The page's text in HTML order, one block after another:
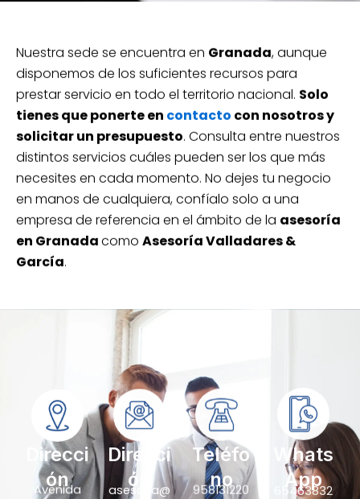
Nuestra sede se encuentra en Granada, aunque
disponemos de los suficientes recursos para
prestar servicio en todo el territorio nacional. Solo
tienes que ponerte en contacto con nosotros y
solicitar un presupuesto. Consulta entre nuestros
distintos servicios cuáles pueden ser los que más
necesites en cada momento. No dejes tu negocio
en manos de cualquiera, confíalo solo a una
empresa de referencia en el ámbito de la asesoría
en Granadacomo Asesoría Valladares &
García.
Direcci
ón
Avenida
Direcci
ón
asesoria@
Teléfo
no
958131220
Whats
App
65463832